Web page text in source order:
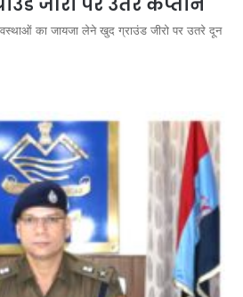
का जायजा लेने खुद ग्राउंड जीरो पर उतरे दून